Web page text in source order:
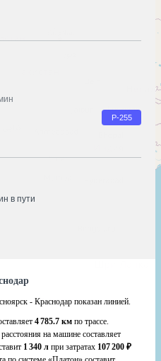
Р-255
в пути
- Краснодар показан линией.
4 785.7 км по трассе.
на машине составляет
1 340 л при затратах 107 200 ₽